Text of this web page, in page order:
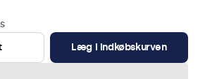
Læg i indkøbskurven